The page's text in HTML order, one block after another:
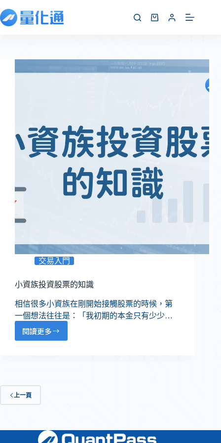
交易入門
小資族投資股票的知識
相信很多小資族在剛開始接觸股票的時候，第
一個想法往往是：「我初期的本金只有少少…
閱讀更多
上一頁